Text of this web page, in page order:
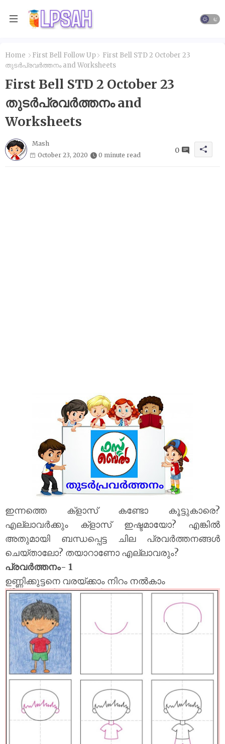
Home First Bell Follow Up
First Bell STD 2 October 23
തുടർപ്രവർത്തനം and Worksheets
First Bell STD 2 October 23
തുടർപ്രവർത്തനം and
Worksheets
Mash
October 23, 2020
0 minute read
0
ഇന്നത്തെ ക്‌ളാസ് കണ്ടോ കൂട്ടുകാരെ?
എല്ലാവർക്കും ക്‌ളാസ് ഇഷ്ടമായോ? എങ്കിൽ
അതുമായി ബന്ധപ്പെട്ട ചില പ്രവർത്തനങ്ങൾ
ചെയ്താലോ? തയാറാണോ എല്ലാവരും?
പ്രവർത്തനം- 1
ഉണ്ണിക്കുട്ടനെ വരയ്ക്കാം നിറം നൽകാം